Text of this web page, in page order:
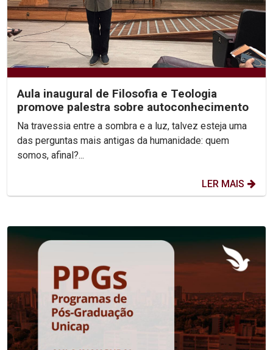
Aula inaugural de Filosofia e Teologia
promove palestra sobre autoconhecimento
Na travessia entre a sombra e a luz, talvez esteja uma
das perguntas mais antigas da humanidade: quem
somos, afinal?...
LER MAIS